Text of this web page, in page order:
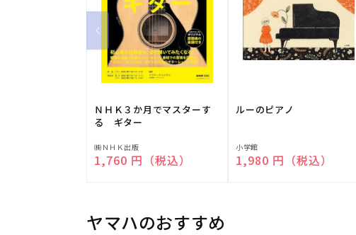
ＮＨＫ３か月でマスターす
る ギター
販
売
㈱ＮＨＫ出版
通常価格
1,760 円（税込）
ルーのピアノ
販
売
小学館
通常価格
1,980 円（税込）
ヤマハのおすすめ